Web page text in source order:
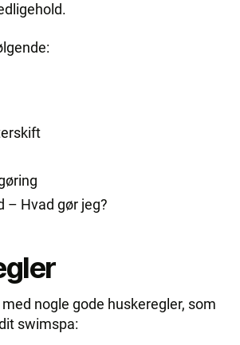
– Hvad gør jeg?
nogle gode huskeregler, som
swimspa: